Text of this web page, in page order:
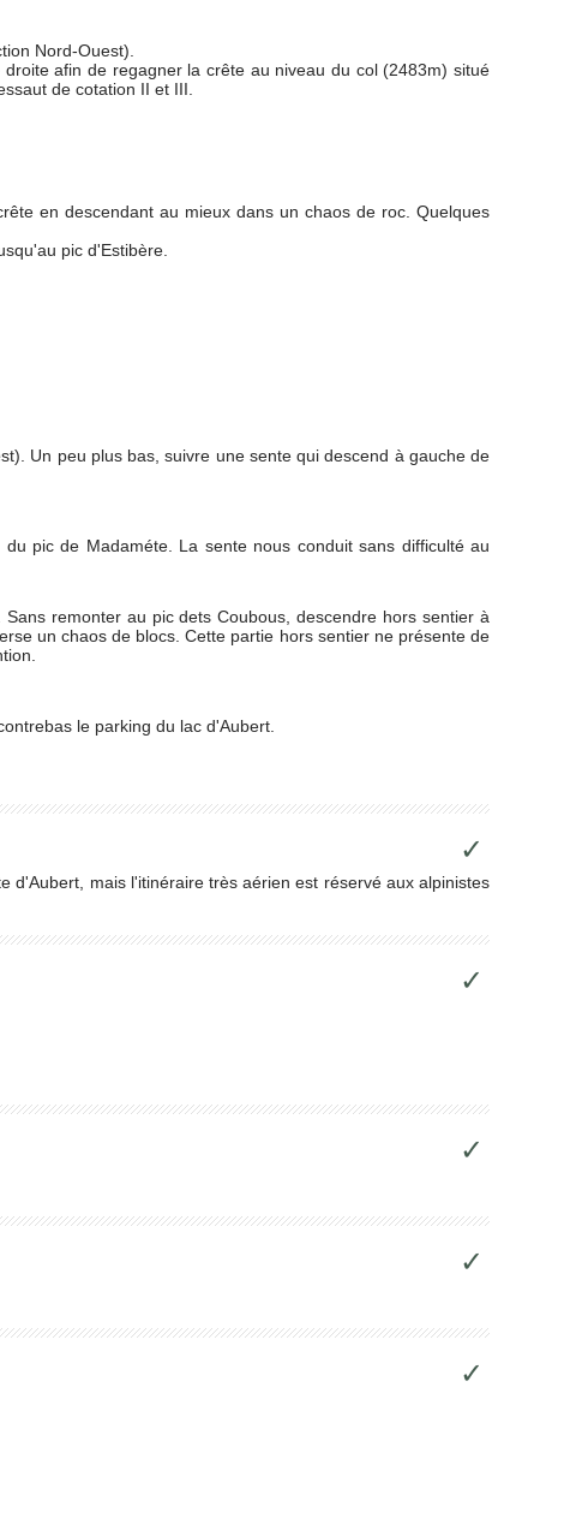
Nord-Ouest).
afin de regagner la crête au niveau du col (2483m) situé
de cotation II et III.
en descendant au mieux dans un chaos de roc. Quelques
pic d'Estibère.
Un peu plus bas, suivre une sente qui descend à gauche de
pic de Madaméte. La sente nous conduit sans difficulté au
remonter au pic dets Coubous, descendre hors sentier à
un chaos de blocs. Cette partie hors sentier ne présente de
le parking du lac d'Aubert.
✓
d'Aubert, mais l'itinéraire très aérien est réservé aux alpinistes
✓
✓
✓
✓